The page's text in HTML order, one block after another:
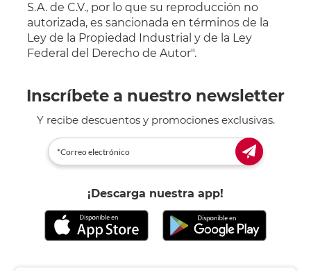
S.A. de C.V., por lo que su reproducción no
autorizada, es sancionada en términos de la
Ley de la Propiedad Industrial y de la Ley
Federal del Derecho de Autor".
Inscríbete a nuestro newsletter
Y recibe descuentos y promociones exclusivas.
¡Descarga nuestra app!